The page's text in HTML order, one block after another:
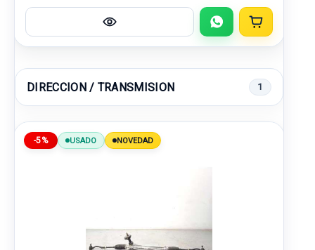
DIRECCION / TRANSMISION 1
-5% USADO NOVEDAD